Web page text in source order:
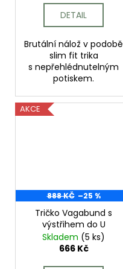
DETAIL
Brutální nálož v podobě
slim fit trika
s nepřehlédnutelným
potiskem.
AKCE
888 KČ –25 %
Tričko Vagabund s
výstřihem do U
Skladem (5 ks)
666 Kč